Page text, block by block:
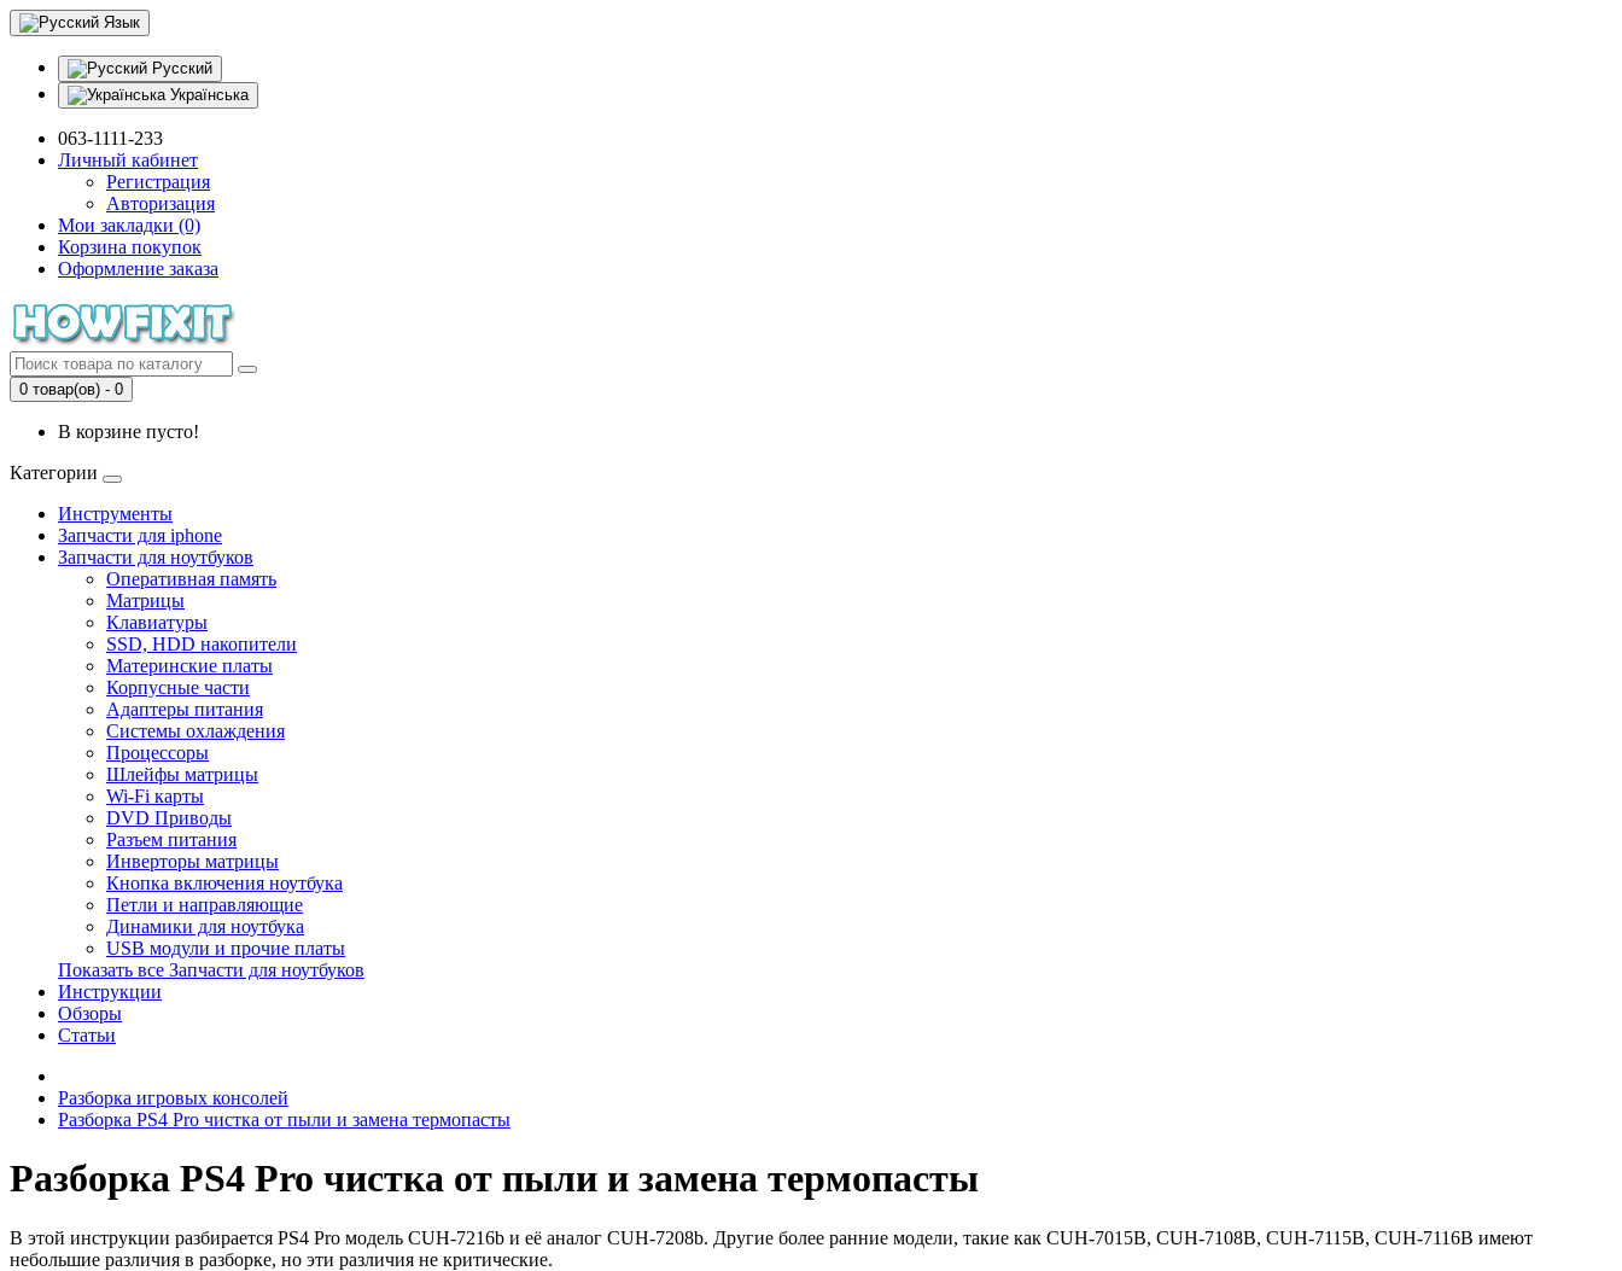
Язык
Русский
Українська
063-1111-233
Личный кабинет
Регистрация
Авторизация
Мои закладки (0)
Корзина покупок
Оформление заказа
0 товар(ов) - 0
В корзине пусто!
Категории
Инструменты
Запчасти для iphone
Запчасти для ноутбуков
Оперативная память
Матрицы
Клавиатуры
SSD, HDD накопители
Материнские платы
Корпусные части
Адаптеры питания
Системы охлаждения
Процессоры
Шлейфы матрицы
Wi-Fi карты
DVD Приводы
Разъем питания
Инверторы матрицы
Кнопка включения ноутбука
Петли и направляющие
Динамики для ноутбука
USB модули и прочие платы
Показать все Запчасти для ноутбуков
Инструкции
Обзоры
Статьи
Разборка игровых консолей
Разборка PS4 Pro чистка от пыли и замена термопасты
Разборка PS4 Pro чистка от пыли и замена термопасты
В этой инструкции разбирается PS4 Pro модель CUH-7216b и её аналог CUH-7208b. Другие более ранние модели, такие как CUH-7015B, CUH-7108B, CUH-7115B, CUH-7116B имеют
небольшие различия в разборке, но эти различия не критические.